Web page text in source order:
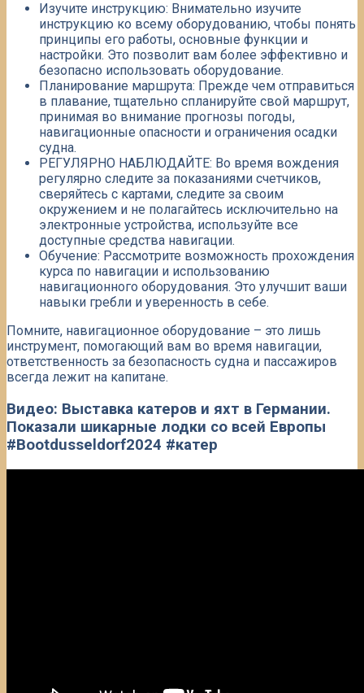
Изучите инструкцию: Внимательно изучите
инструкцию ко всему оборудованию, чтобы понять
принципы его работы, основные функции и
настройки.​ Это позволит вам более эффективно и
безопасно использовать оборудование.​
Планирование маршрута: Прежде чем отправиться
в плавание, тщательно спланируйте свой маршрут,
принимая во внимание прогнозы погоды,
навигационные опасности и ограничения осадки
судна.
РЕГУЛЯРНО НАБЛЮДАЙТЕ: Во время вождения
регулярно следите за показаниями счетчиков,
сверяйтесь с картами, следите за своим
окружением и не полагайтесь исключительно на
электронные устройства, используйте все
доступные средства навигации.​
Обучение: Рассмотрите возможность прохождения
курса по навигации и использованию
навигационного оборудования. ​Это улучшит ваши
навыки гребли и уверенность в себе.​
Помните, навигационное оборудование – это лишь
инструмент, помогающий вам во время навигации,
ответственность за безопасность судна и пассажиров
всегда лежит на капитане.​
Видео: Выставка катеров и яхт в Германии.
Показали шикарные лодки со всей Европы
#Bootdusseldorf2024 #катер